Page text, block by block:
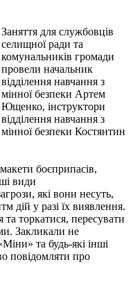
Заняття для службовців
селищної ради та
комунальників громади
провели начальник
відділення навчання з
мінної безпеки Артем
Ющенко, інструктори
відділення навчання з
мінної безпеки Костянтин
боєприпасів,
види
які вони несуть,
дій у разі їх виявлення.
торкатися, пересувати
Закликали не
та будь-які інші
повідомляти про